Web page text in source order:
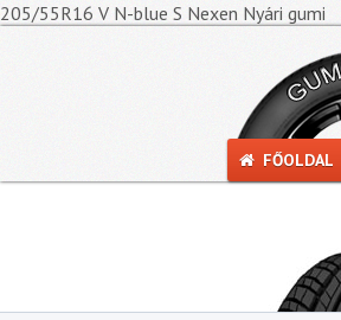
205/55R16 V N-blue S Nexen Nyári gumi
FŐOLDAL